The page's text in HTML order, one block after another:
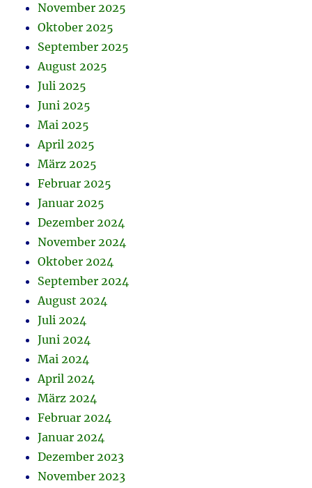
November 2025
Oktober 2025
September 2025
August 2025
Juli 2025
Juni 2025
Mai 2025
April 2025
März 2025
Februar 2025
Januar 2025
Dezember 2024
November 2024
Oktober 2024
September 2024
August 2024
Juli 2024
Juni 2024
Mai 2024
April 2024
März 2024
Februar 2024
Januar 2024
Dezember 2023
November 2023